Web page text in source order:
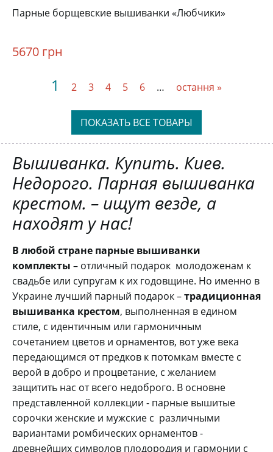
Парные борщевские вышиванки «Любчики»
5670 грн
Текущая
1 Page
2 Page
3 Page
4 Page
5 Page
6 …
Последняя
остання »
ПОКАЗАТЬ ВСЕ ТОВАРЫ
Вышиванка. Купить. Киев.
Недорого. Парная вышиванка
крестом. – ищут везде, а
находят у нас!
В любой стране парные вышиванки
комплекты – отличный подарок молодоженам к
свадьбе или супругам к их годовщине. Но именно в
Украине лучший парный подарок –традиционная
вышиванка крестом, выполненная в едином
стиле, с идентичным или гармоничным
сочетанием цветов и орнаментов, вот уже века
передающимся от предков к потомкам вместе с
верой в добро и процветание, с желанием
защитить нас от всего недоброго. В основне
представленной коллекции - парные вышитые
сорочки женские и мужские с различными
вариантами ромбических орнаментов -
древнейших символов плодородия и гармонии с